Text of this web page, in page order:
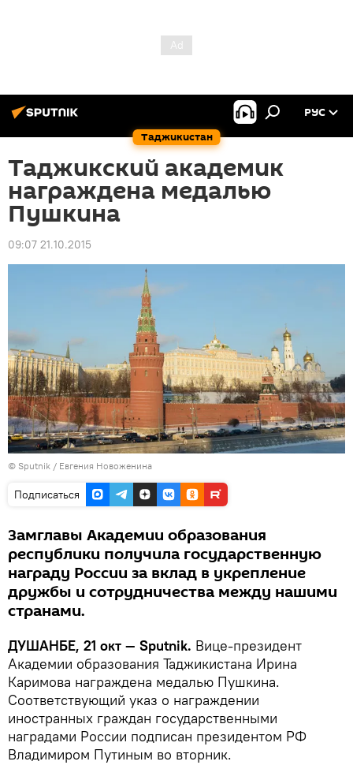
Таджикистан
РУС
Таджикский академик
награждена медалью
Пушкина
09:07 21.10.2015
© Sputnik / Евгения Новоженина
Подписаться
Замглавы Академии образования
республики получила государственную
награду России за вклад в укрепление
дружбы и сотрудничества между нашими
странами.
ДУШАНБЕ, 21 окт — Sputnik. Вице-президент
Академии образования Таджикистана Ирина
Каримова награждена медалью Пушкина.
Соответствующий указ о награждении
иностранных граждан государственными
наградами России подписан президентом РФ
Владимиром Путиным во вторник.